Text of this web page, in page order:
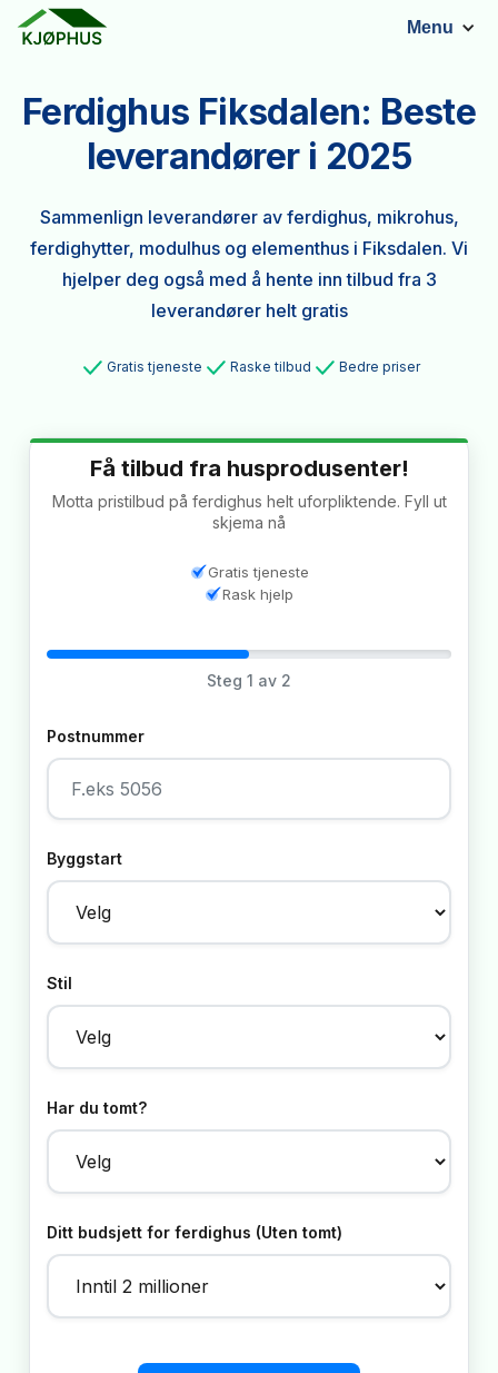
Menu
Ferdighus Fiksdalen: Beste
leverandører i 2025
Sammenlign leverandører av ferdighus, mikrohus,
ferdighytter, modulhus og elementhus i Fiksdalen. Vi
hjelper deg også med å hente inn tilbud fra 3
leverandører helt gratis
Gratis tjeneste Raske tilbud Bedre priser
Få tilbud fra husprodusenter!
Motta pristilbud på ferdighus helt uforpliktende. Fyll ut
skjema nå
Gratis tjeneste
Rask hjelp
Steg 1 av 2
Postnummer
Byggstart
Stil
Har du tomt?
Ditt budsjett for ferdighus (Uten tomt)